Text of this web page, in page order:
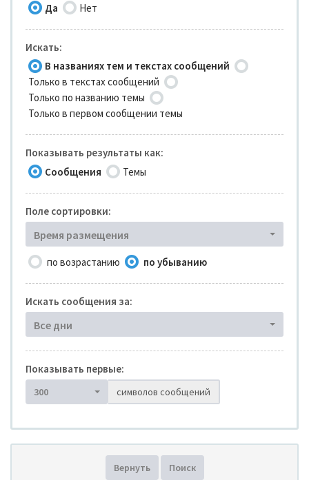
Да
Нет
Искать:
В названиях тем и текстах сообщений
Только в текстах сообщений
Только по названию темы
Только в первом сообщении темы
Показывать результаты как:
Сообщения
Темы
Поле сортировки:
Время размещения
по возрастанию по убыванию
Искать сообщения за:
Все дни
Показывать первые:
300 символов сообщений
Вернуть Поиск